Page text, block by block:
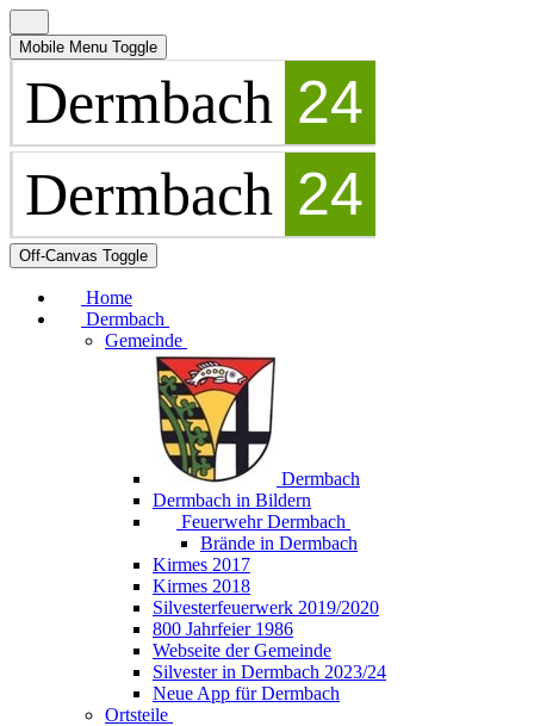
Mobile Menu Toggle
Off-Canvas Toggle
Home
Dermbach
Gemeinde
Dermbach
Dermbach in Bildern
Feuerwehr Dermbach
Brände in Dermbach
Kirmes 2017
Kirmes 2018
Silvesterfeuerwerk 2019/2020
800 Jahrfeier 1986
Webseite der Gemeinde
Silvester in Dermbach 2023/24
Neue App für Dermbach
Ortsteile